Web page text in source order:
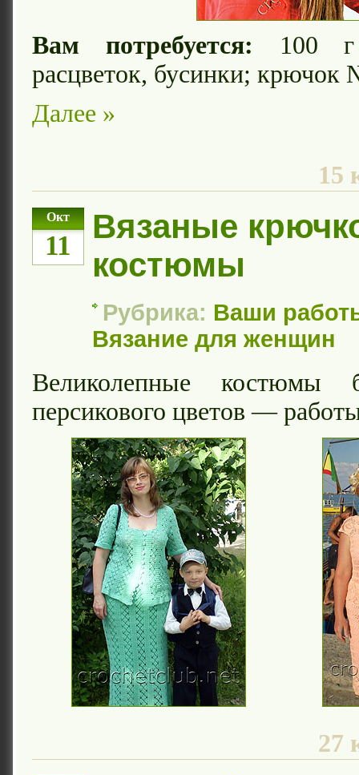
Вам потребуется: 100 г
расцветок, бусинки; крючок
Далее »
15
Окт
11
Вязаные
костюмы
Рубрика: Ваши
Вязание для женщин
Великолепные костюмы
персикового цветов —
27